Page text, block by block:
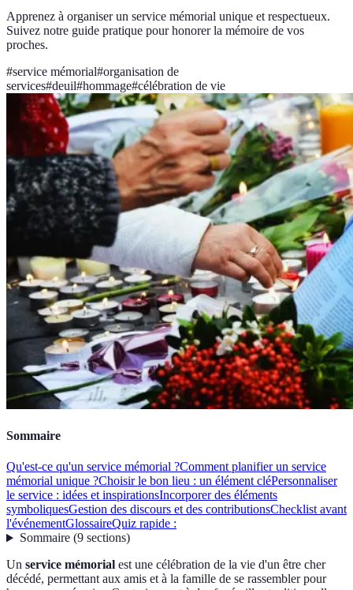
Apprenez à organiser un service mémorial unique et respectueux.
Suivez notre guide pratique pour honorer la mémoire de vos
proches.
#service mémorial#organisation de
services#deuil#hommage#célébration de vie
Sommaire
Qu'est-ce qu'un service mémorial ?Comment planifier un service
mémorial unique ?Choisir le bon lieu : un élément cléPersonnaliser
le service : idées et inspirationsIncorporer des éléments
symboliquesGestion des discours et des contributionsChecklist avant
l'événementGlossaireQuiz rapide :
Sommaire(9 sections)
Un service mémorial est une célébration de la vie d'un être cher
décédé, permettant aux amis et à la famille de se rassembler pour